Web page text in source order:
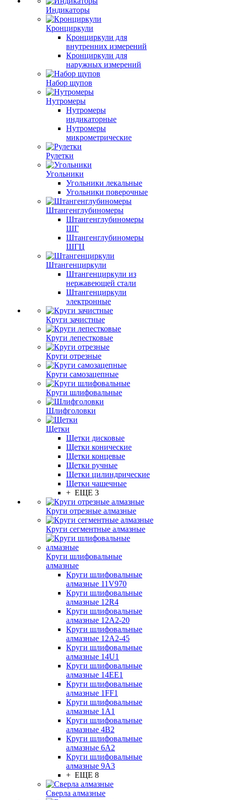
Индикаторы
Кронциркули
Кронциркули для
внутренних измерений
Кронциркули для
наружных измерений
Набор щупов
Нутромеры
Нутромеры
индикаторные
Нутромеры
микрометрические
Рулетки
Угольники
Угольники лекальные
Угольники поверочные
Штангенглубиномеры
Штангенглубиномеры
ШГ
Штангенглубиномеры
ШГЦ
Штангенциркули
Штангенциркули из
нержавеющей стали
Штангенциркули
электронные
Круги зачистные
Круги лепестковые
Круги отрезные
Круги самозацепные
Круги шлифовальные
Шлифголовки
Щетки
Щетки дисковые
Щетки конические
Щетки концевые
Щетки ручные
Щетки цилиндрические
Щетки чашечные
+ ЕЩЕ 3
Круги отрезные алмазные
Круги сегментные алмазные
Круги шлифовальные
алмазные
Круги шлифовальные
алмазные 11V970
Круги шлифовальные
алмазные 12R4
Круги шлифовальные
алмазные 12А2-20
Круги шлифовальные
алмазные 12А2-45
Круги шлифовальные
алмазные 14U1
Круги шлифовальные
алмазные 14ЕЕ1
Круги шлифовальные
алмазные 1FF1
Круги шлифовальные
алмазные 1А1
Круги шлифовальные
алмазные 4В2
Круги шлифовальные
алмазные 6A2
Круги шлифовальные
алмазные 9А3
+ ЕЩЕ 8
Сверла алмазные